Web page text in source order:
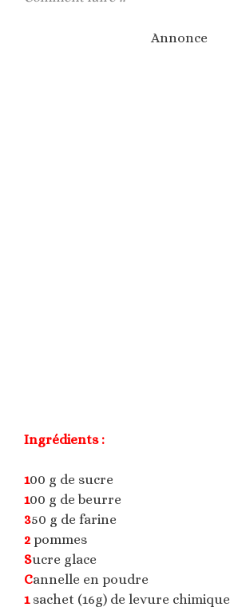
Annonce
Ingrédients :
100 g de sucre
100 g de beurre
350 g de farine
2 pommes
Sucre glace
Cannelle en poudre
1sachet (16g) de levure chimique